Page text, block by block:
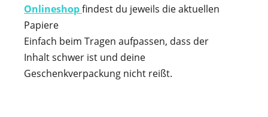
Onlineshopfindest du jeweils die aktuellen
Papiere
Einfach beim Tragen aufpassen, dass der
Inhalt schwer ist und deine
Geschenkverpackung nicht reißt.